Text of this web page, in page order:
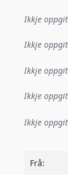
Ikkje
Ikkje
Ikkje
Ikkje
Ikkje
Frå: